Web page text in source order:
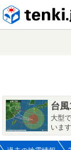
台
大型
います